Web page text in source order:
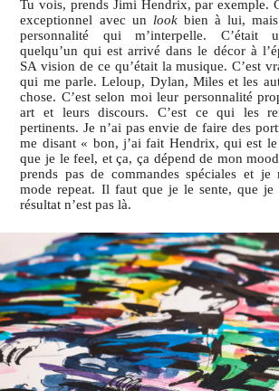
Tu vois, prends Jimi Hendrix, par exemple.
exceptionnel avec un look bien à lui, mais
personnalité qui m’interpelle. C’était
quelqu’un qui est arrivé dans le décor à
SA vision de ce qu’était la musique. C’est
qui me parle. Leloup, Dylan, Miles et les
chose. C’est selon moi leur personnalité
art et leurs discours. C’est ce qui les
pertinents. Je n’ai pas envie de faire des
me disant « bon, j’ai fait Hendrix, qui est
que je le feel, et ça, ça dépend de mon
prends pas de commandes spéciales et je
mode repeat. Il faut que je le sente, que je
résultat n’est pas là.